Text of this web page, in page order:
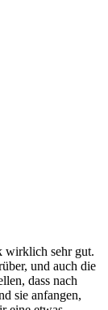
wirklich sehr gut.
und auch die
dass nach
sie anfangen,